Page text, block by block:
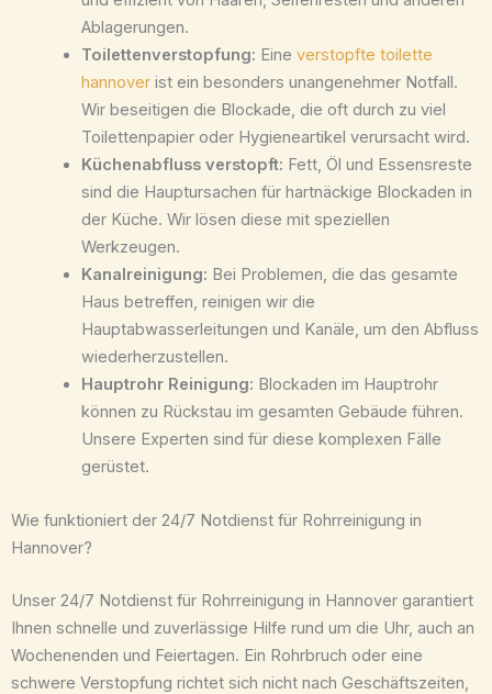
Ablagerungen.
Toilettenverstopfung: Eine verstopfte toilette
hannoverist ein besonders unangenehmer Notfall.
Wir beseitigen die Blockade, die oft durch zu viel
Toilettenpapier oder Hygieneartikel verursacht wird.
Küchenabfluss verstopft: Fett, Öl und Essensreste
sind die Hauptursachen für hartnäckige Blockaden in
der Küche. Wir lösen diese mit speziellen
Werkzeugen.
Kanalreinigung: Bei Problemen, die das gesamte
Haus betreffen, reinigen wir die
Hauptabwasserleitungen und Kanäle, um den Abfluss
wiederherzustellen.
Hauptrohr Reinigung: Blockaden im Hauptrohr
können zu Rückstau im gesamten Gebäude führen.
Unsere Experten sind für diese komplexen Fälle
gerüstet.
Wie funktioniert der 24/7 Notdienst für Rohrreinigung in
Hannover?
Unser 24/7 Notdienst für Rohrreinigung in Hannover garantiert
Ihnen schnelle und zuverlässige Hilfe rund um die Uhr, auch an
Wochenenden und Feiertagen. Ein Rohrbruch oder eine
schwere Verstopfung richtet sich nicht nach Geschäftszeiten,